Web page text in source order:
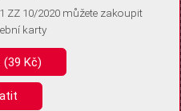
ukládat žádné informace
ale požádali o souhlas s
ZZ 10/2020 můžete zakoupit
karty
(39 Kč)